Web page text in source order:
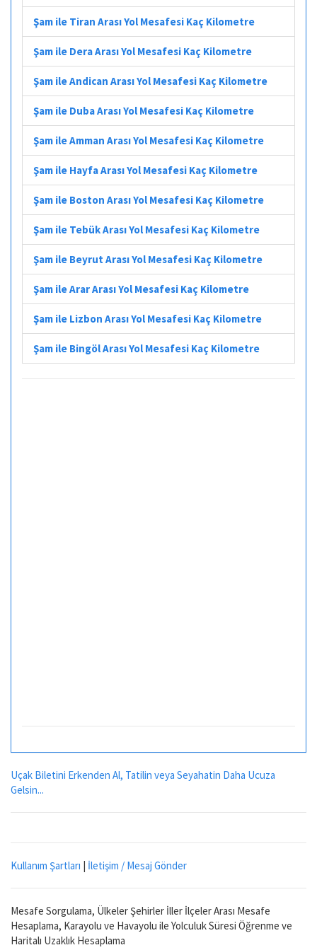
Şam ile Tiran Arası Yol Mesafesi Kaç Kilometre
Şam ile Dera Arası Yol Mesafesi Kaç Kilometre
Şam ile Andican Arası Yol Mesafesi Kaç Kilometre
Şam ile Duba Arası Yol Mesafesi Kaç Kilometre
Şam ile Amman Arası Yol Mesafesi Kaç Kilometre
Şam ile Hayfa Arası Yol Mesafesi Kaç Kilometre
Şam ile Boston Arası Yol Mesafesi Kaç Kilometre
Şam ile Tebük Arası Yol Mesafesi Kaç Kilometre
Şam ile Beyrut Arası Yol Mesafesi Kaç Kilometre
Şam ile Arar Arası Yol Mesafesi Kaç Kilometre
Şam ile Lizbon Arası Yol Mesafesi Kaç Kilometre
Şam ile Bingöl Arası Yol Mesafesi Kaç Kilometre
Uçak Biletini Erkenden Al, Tatilin veya Seyahatin Daha Ucuza
Gelsin...
Kullanım Şartları İletişim / Mesaj Gönder
Mesafe Sorgulama, Ülkeler Şehirler İller İlçeler Arası Mesafe
Hesaplama, Karayolu ve Havayolu ile Yolculuk Süresi Öğrenme ve
Haritalı Uzaklık Hesaplama